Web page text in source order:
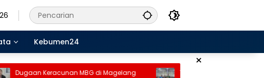
Kebumen24
×
MBG di Magelang
TPN Jateng Gelar Roadshow Seminar